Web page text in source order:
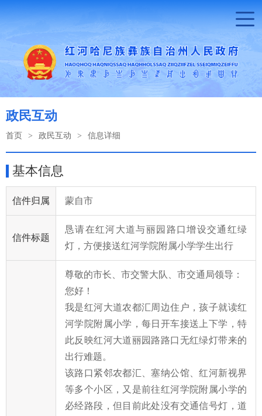
政民互动
首页 > 政民互动 > 信息详细
基本信息
信件归属 蒙自市
信件标题
恳请在红河大道与丽园路口增设交通红绿
灯，方便接送红河学院附属小学学生出行
尊敬的市长、市交警大队、市交通局领导：
您好！
我是红河大道农都汇周边住户，孩子就读红
河学院附属小学，每日开车接送上下学，特
此反映红河大道丽园路路口无红绿灯带来的
出行难题。
该路口紧邻农都汇、塞纳公馆、红河新视界
等多个小区，又是前往红河学院附属小学的
必经路段，但目前此处没有交通信号灯，道